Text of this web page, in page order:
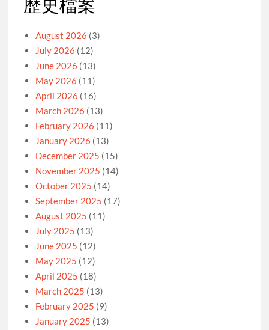
歷史檔案
August 2026 (3)
July 2026 (12)
June 2026 (13)
May 2026 (11)
April 2026 (16)
March 2026 (13)
February 2026 (11)
January 2026 (13)
December 2025 (15)
November 2025 (14)
October 2025 (14)
September 2025 (17)
August 2025 (11)
July 2025 (13)
June 2025 (12)
May 2025 (12)
April 2025 (18)
March 2025 (13)
February 2025 (9)
January 2025 (13)